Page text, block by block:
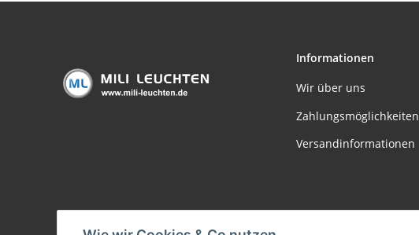
Informationen
Wir über uns
Zahlungsmöglichkeiten
Versandinformationen